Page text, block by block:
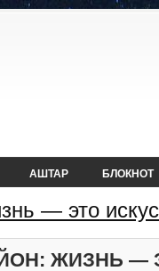
АШТАР БЛОКНОТ
— это
ЖИЗНЬ —